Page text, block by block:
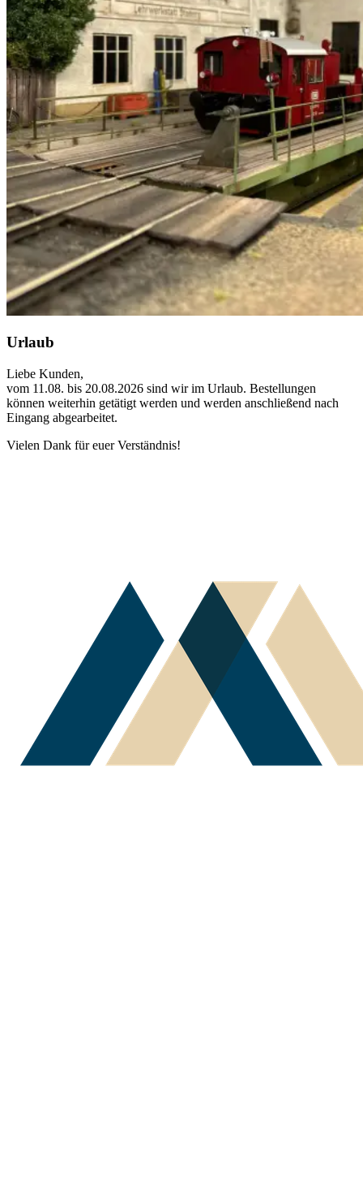
Urlaub
Liebe Kunden,
vom 11.08. bis 20.08.2026 sind wir im Urlaub. Bestellungen
können weiterhin getätigt werden und werden anschließend nach
Eingang abgearbeitet.
Vielen Dank für euer Verständnis!